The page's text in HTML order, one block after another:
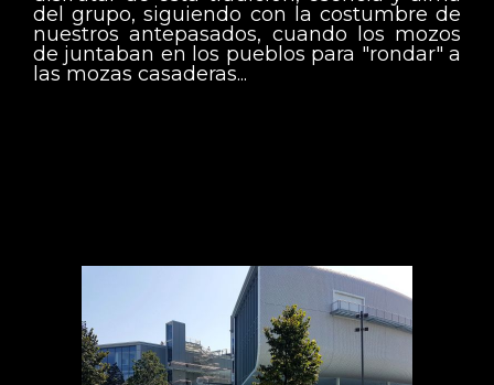
del grupo, siguiendo con la costumbre de
nuestros antepasados, cuando los mozos
de juntaban en los pueblos para "rondar" a
las mozas casaderas...